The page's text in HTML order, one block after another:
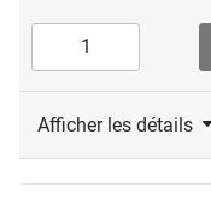
Afficher les détails